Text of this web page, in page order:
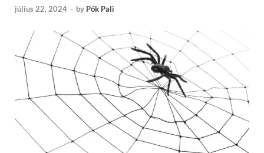
július 22, 2024 - by Pók Pali